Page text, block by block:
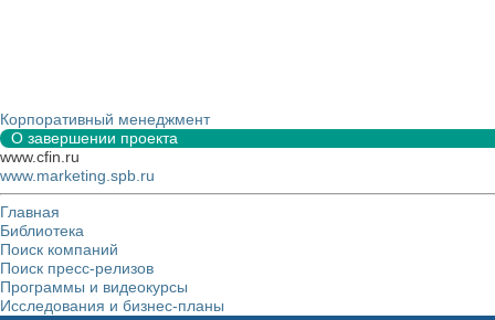
Корпоративный менеджмент
О завершении проекта
www.cfin.ru
www.marketing.spb.ru
Главная
Библиотека
Поиск компаний
Поиск пресс-релизов
Программы и видеокурсы
Исследования и бизнес-планы